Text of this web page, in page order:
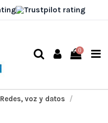
0
Redes, voz y datos